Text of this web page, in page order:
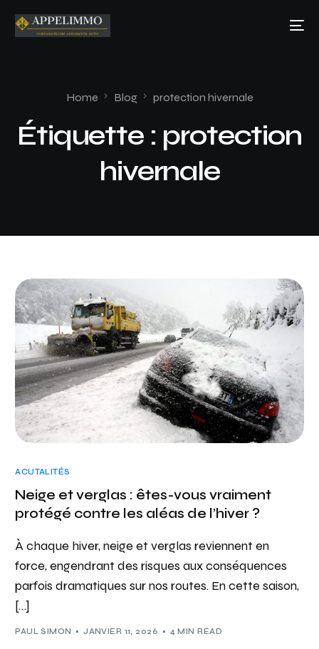
Home Blog protection hivernale
Étiquette : protection
hivernale
ACUTALITÉS
Neige et verglas : êtes-vous vraiment
protégé contre les aléas de l’hiver ?
À chaque hiver, neige et verglas reviennent en
force, engendrant des risques aux conséquences
parfois dramatiques sur nos routes. En cette saison,
[…]
PAUL SIMON JANVIER 11, 2026 4 MIN READ